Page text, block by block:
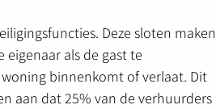
Deze sloten maken
als de gast te
binnenkomt of verlaat. Dit
aan dat 25% van de verhuurders